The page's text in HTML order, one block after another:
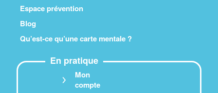
Espace prévention
Blog
Qu’est-ce qu’une carte mentale ?
En pratique
Mon
compte